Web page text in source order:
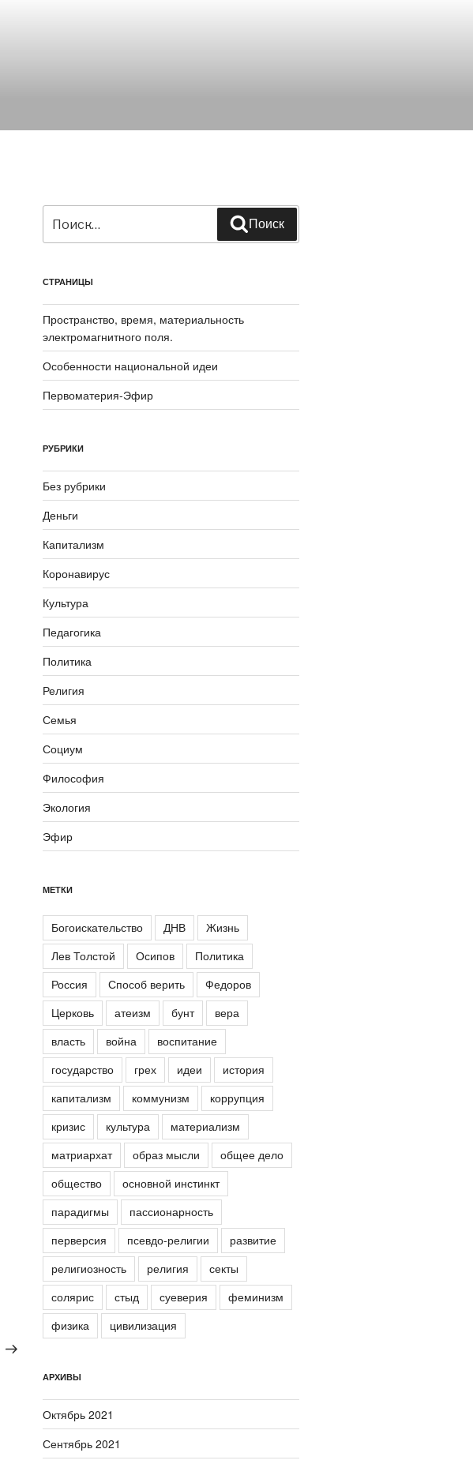
Следующая
запись
Поиск
СТРАНИЦЫ
Пространство, время, материальность
электромагнитного поля.
Особенности национальной идеи
Первоматерия-Эфир
РУБРИКИ
Без рубрики
Деньги
Капитализм
Коронавирус
Культура
Педагогика
Политика
Религия
Семья
Социум
Философия
Экология
Эфир
МЕТКИ
Богоискательство ДНВ
Жизнь
Лев Толстой
Осипов
Политика
Россия
Способ верить
Федоров
Церковь
атеизм бунт
вера
власть
война
воспитание
государство
грех идеи
история
капитализм
коммунизм
коррупция
кризис
культура
материализм
матриархат
образ мысли
общее дело
общество
основной инстинкт
парадигмы
пассионарность
перверсия
псевдо-религии
развитие
религиозность
религия
секты
солярис
стыд суеверия
феминизм
физика
цивилизация
АРХИВЫ
Октябрь 2021
Сентябрь 2021